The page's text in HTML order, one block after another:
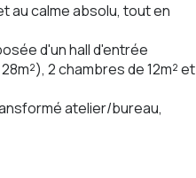
au calme absolu, tout en
d'un hall d'entrée
2 chambres de 12m² et
atelier/bureau,